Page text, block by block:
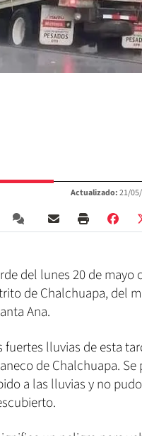
Actualizado:21/
del lunes 20 de mayo
de Chalchuapa, del
Ana.
lluvias de esta
de Chalchuapa. Se
a las lluvias y no